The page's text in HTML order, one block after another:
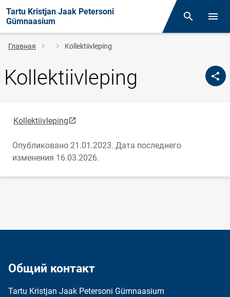
Tartu Kristjan Jaak Petersoni
Gümnaasium
Поиск
Строка
навигации
Главная Kollektiivleping
Kollektiivleping
Kollektiivlepinglink opens on new page
Опубликовано 21.01.2023. Дата последнего
изменения 16.03.2026.
Общий контакт
Tartu Kristjan Jaak Petersoni Gümnaasium